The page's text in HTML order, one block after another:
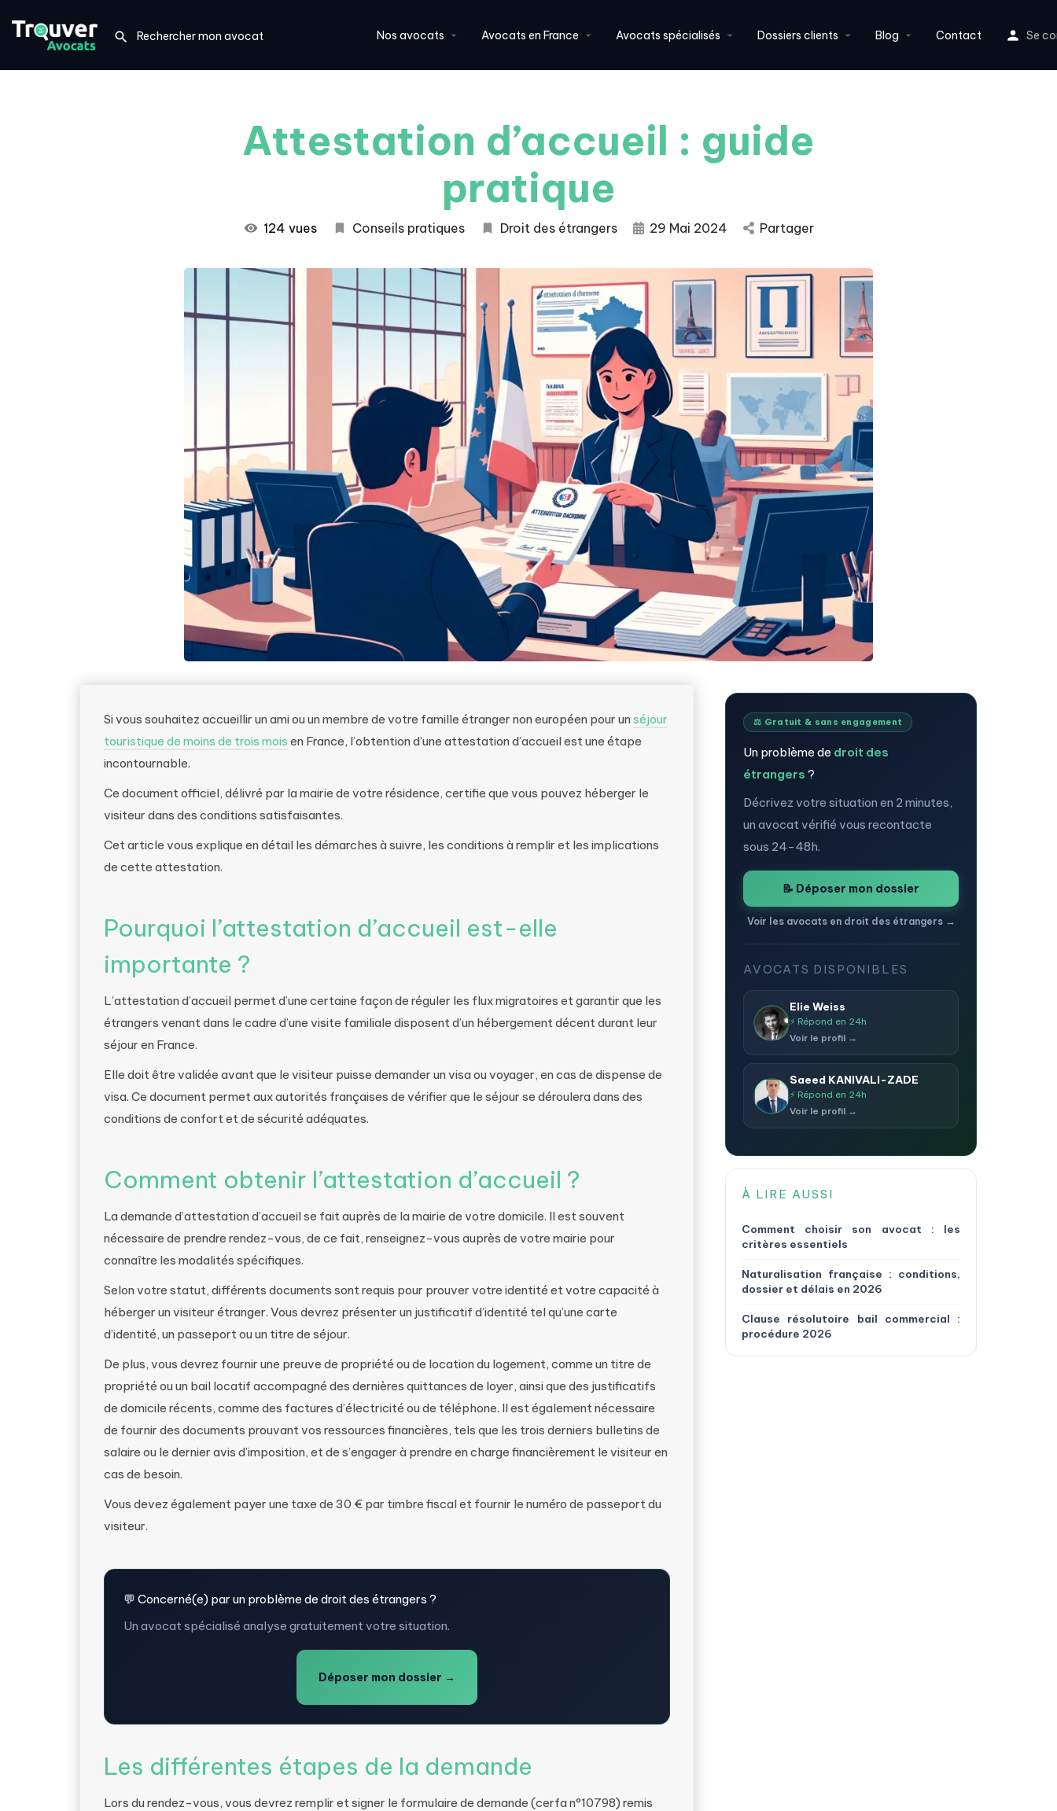
Nos avocats Avocats en France Avocats spécialisés Dossiers clients Blog Contact Se
Attestation d’accueil : guide
pratique
124 vues Conseils pratiques Droit des étrangers 29 Mai 2024 Partager
Si vous souhaitez accueillir un ami ou un membre de votre famille étranger non européen pour un séjour
touristique de moins de trois mois en France, l’obtention d’une attestation d’accueil est une étape
incontournable.
Ce document officiel, délivré par la mairie de votre résidence, certifie que vous pouvez héberger le
visiteur dans des conditions satisfaisantes.
Cet article vous explique en détail les démarches à suivre, les conditions à remplir et les implications
de cette attestation.
Pourquoi l’attestation d’accueil est-elle
importante ?
L’attestation d’accueil permet d’une certaine façon de réguler les flux migratoires et garantir que les
étrangers venant dans le cadre d’une visite familiale disposent d’un hébergement décent durant leur
séjour en France.
Elle doit être validée avant que le visiteur puisse demander un visa ou voyager, en cas de dispense de
visa. Ce document permet aux autorités françaises de vérifier que le séjour se déroulera dans des
conditions de confort et de sécurité adéquates.
Comment obtenir l’attestation d’accueil ?
La demande d’attestation d’accueil se fait auprès de la mairie de votre domicile. Il est souvent
nécessaire de prendre rendez-vous, de ce fait, renseignez-vous auprès de votre mairie pour
connaître les modalités spécifiques.
Selon votre statut, différents documents sont requis pour prouver votre identité et votre capacité à
héberger un visiteur étranger. Vous devrez présenter un justificatif d’identité tel qu’une carte
d’identité, un passeport ou un titre de séjour.
De plus, vous devrez fournir une preuve de propriété ou de location du logement, comme un titre de
propriété ou un bail locatif accompagné des dernières quittances de loyer, ainsi que des justificatifs
de domicile récents, comme des factures d’électricité ou de téléphone. Il est également nécessaire
de fournir des documents prouvant vos ressources financières, tels que les trois derniers bulletins de
salaire ou le dernier avis d’imposition, et de s’engager à prendre en charge financièrement le visiteur en
cas de besoin.
Vous devez également payer une taxe de 30 € par timbre fiscal et fournir le numéro de passeport du
visiteur.
💬 Concerné(e) par un problème de droit des étrangers ?
Un avocat spécialisé analyse gratuitement votre situation.
Déposer mon dossier →
Les différentes étapes de la demande
Lors du rendez-vous, vous devrez remplir et signer le formulaire de demande (cerfa n°10798) remis
⚖️ Gratuit & sans engagement
Un problème de droit des
étrangers ?
Décrivez votre situation en 2 minutes,
un avocat vérifié vous recontacte
sous 24-48h.
📝 Déposer mon dossier
Voir les avocats en droit des étrangers →
AVOCATS DISPONIBLES
Elie Weiss
⚡ Répond en 24h
Voir le profil →
Saeed KANIVALI-ZADE
⚡ Répond en 24h
Voir le profil →
À LIRE AUSSI
Comment choisir son avocat : les
critères essentiels
Naturalisation française : conditions,
dossier et délais en 2026
Clause résolutoire bail commercial :
procédure 2026